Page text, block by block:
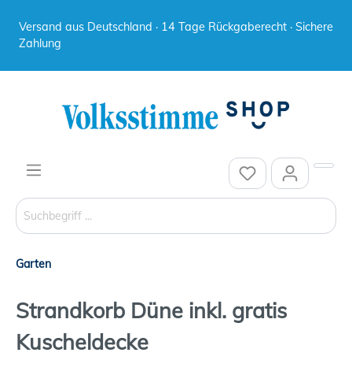
Versand aus Deutschland · 14 Tage Rückgaberecht · Sichere
Zahlung
Garten
Strandkorb Düne inkl. gratis
Kuscheldecke